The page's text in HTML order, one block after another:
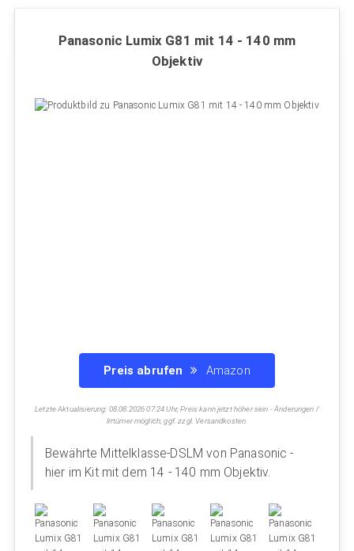
Panasonic Lumix G81 mit 14 - 140 mm
Objektiv
Preis abrufen Amazon
Letzte Aktualisierung: 08.08.2026 07:24 Uhr, Preis kann jetzt höher sein - Änderungen /
Irrtümer möglich, ggf. zzgl. Versandkosten.
Bewährte Mittelklasse-DSLM von Panasonic -
hier im Kit mit dem 14 - 140 mm Objektiv.